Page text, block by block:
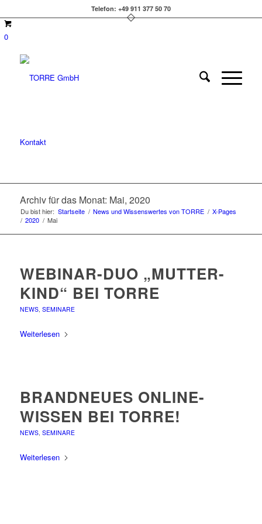
Telefon: +49 911 377 50 70
0
Kontakt
Archiv für das Monat: Mai, 2020
Du bist hier: Startseite / News und Wissenswertes von TORRE / X-Pages
/ 2020 / Mai
WEBINAR-DUO „MUTTER-
KIND“ BEI TORRE
NEWS, SEMINARE
Weiterlesen
BRANDNEUES ONLINE-
WISSEN BEI TORRE!
NEWS, SEMINARE
Weiterlesen